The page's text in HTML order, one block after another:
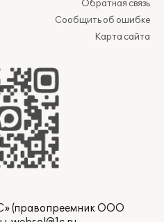
Обратная связь
Сообщить об ошибке
Карта сайта
(правопреемник ООО